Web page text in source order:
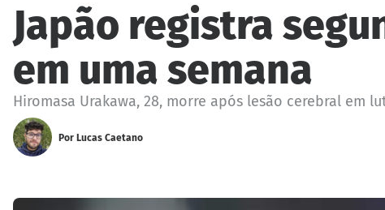
Japão registra
em uma semana
Hiromasa Urakawa, 28, morre após lesão cerebral em
Por Lucas Caetano